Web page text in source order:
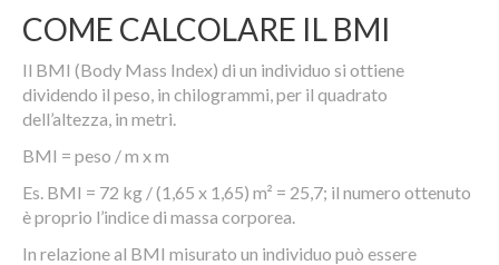
COME CALCOLARE IL BMI
Il BMI (Body Mass Index) di un individuo si ottiene
dividendo il peso, in chilogrammi, per il quadrato
dell’altezza, in metri.
BMI = peso / m x m
Es. BMI = 72 kg / (1,65 x 1,65) m² = 25,7; il numero ottenuto
è proprio l’indice di massa corporea.
In relazione al BMI misurato un individuo può essere